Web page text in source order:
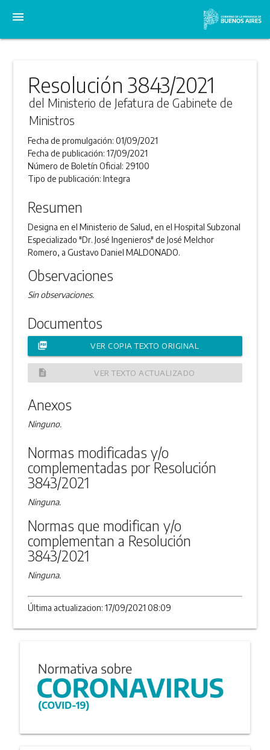
menu
Resolución 3843/2021
del Ministerio de Jefatura de Gabinete de
Ministros
Fecha de promulgación:01/09/2021
Fecha de publicación:17/09/2021
Número de Boletín Oficial: 29100
Tipo de publicación:Integra
Resumen
Designa en el Ministerio de Salud, en el Hospital Subzonal
Especializado "Dr. José Ingenieros" de José Melchor
Romero, a Gustavo Daniel MALDONADO.
Observaciones
Sin observaciones.
Documentos
picture_as_pdf VER COPIA TEXTO ORIGINAL
description VER TEXTO ACTUALIZADO
Anexos
Ninguno.
Normas modificadas y/o
complementadas por Resolución
3843/2021
Ninguna.
Normas que modifican y/o
complementan a Resolución
3843/2021
Ninguna.
Última actualizacion: 17/09/2021 08:09